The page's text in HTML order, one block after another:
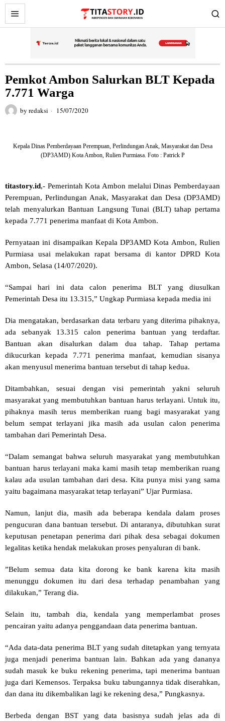
Pemkot Ambon Salurkan BLT Kepada
7.771 Warga
by redaksi 15/07/2020
Kepala Dinas Pemberdayaan Perempuan, Perlindungan Anak, Masyarakat dan Desa
(DP3AMD) Kota Ambon, Rulien Purmiasa. Foto : Patrick P
titastory.id,- Pemerintah Kota Ambon melalui Dinas Pemberdayaan
Perempuan, Perlindungan Anak, Masyarakat dan Desa (DP3AMD)
telah menyalurkan Bantuan Langsung Tunai (BLT) tahap pertama
kepada 7.771 penerima manfaat di Kota Ambon.
Pernyataan ini disampaikan Kepala DP3AMD Kota Ambon, Rulien
Purmiasa usai melakukan rapat bersama di kantor DPRD Kota
Ambon, Selasa (14/07/2020).
“Sampai hari ini data calon penerima BLT yang diusulkan
Pemerintah Desa itu 13.315,” Ungkap Purmiasa kepada media ini
Dia mengatakan, berdasarkan data terbaru yang diterima pihaknya,
ada sebanyak 13.315 calon penerima bantuan yang terdaftar.
Bantuan akan disalurkan dalam dua tahap. Tahap pertama
dikucurkan kepada 7.771 penerima manfaat, kemudian sisanya
akan menyusul menerima bantuan tersebut di tahap kedua.
Ditambahkan, sesuai dengan visi pemerintah yakni seluruh
masyarakat yang membutuhkan bantuan harus terlayani. Untuk itu,
pihaknya masih terus memberikan ruang bagi masyarakat yang
belum sempat terlayani jika masih ada usulan calon penerima
tambahan dari Pemerintah Desa.
“Dalam semangat bahwa seluruh masyarakat yang membutuhkan
bantuan harus terlayani maka kami masih tetap memberikan ruang
kalau ada usulan tambahan dari desa. Kita punya misi yang sama
yaitu bagaimana masyarakat tetap terlayani” Ujar Purmiasa.
Namun, lanjut dia, masih ada beberapa kendala dalam proses
pengucuran dana bantuan tersebut. Di antaranya, dibutuhkan surat
keputusan penetapan penerima dari pihak desa sebagai dokumen
legalitas ketika hendak melakukan proses penyaluran di bank.
”Belum semua data kita dorong ke bank karena kita masih
menunggu dokumen itu dari desa terhadap penambahan yang
dilakukan,” Terang dia.
Selain itu, tambah dia, kendala yang memperlambat proses
pencairan yaitu adanya penggandaan data penerima bantuan.
“Ada data-data penerima BLT yang sudah ditetapkan yang ternyata
juga menjadi penerima bantuan lain. Bahkan ada yang dananya
sudah masuk ke buku rekening penerima, tapi menerima bantuan
juga dari Kemensos. Terpaksa buku tabungannya tidak diserahkan,
dan dana itu dikembalikan lagi ke rekening desa,” Pungkasnya.
Berbeda dengan BST yang data basisnya sudah jelas ada di